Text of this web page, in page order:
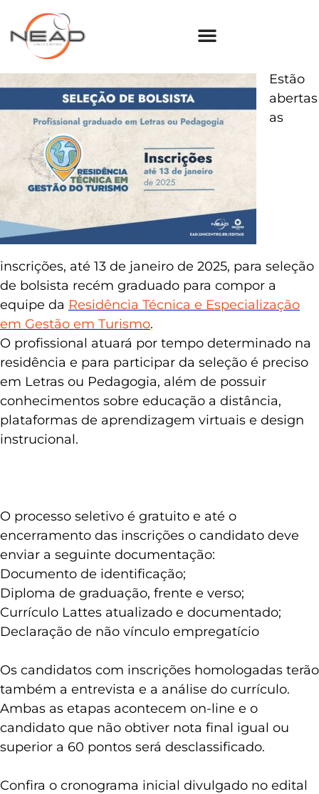
Estão
abertas
as
inscrições, até 13 de janeiro de 2025, para seleção
de bolsista recém graduado para compor a
equipe da Residência Técnica e Especialização
em Gestão em Turismo.
O profissional atuará por tempo determinado na
residência e para participar da seleção é preciso
em Letras ou Pedagogia, além de possuir
conhecimentos sobre educação a distância,
plataformas de aprendizagem virtuais e design
instrucional.
O processo seletivo é gratuito e até o
encerramento das inscrições o candidato deve
enviar a seguinte documentação:
Documento de identificação;
Diploma de graduação, frente e verso;
Currículo Lattes atualizado e documentado;
Declaração de não vínculo empregatício
Os candidatos com inscrições homologadas terão
também a entrevista e a análise do currículo.
Ambas as etapas acontecem on-line e o
candidato que não obtiver nota final igual ou
superior a 60 pontos será desclassificado.
Confira o cronograma inicial divulgado no edital